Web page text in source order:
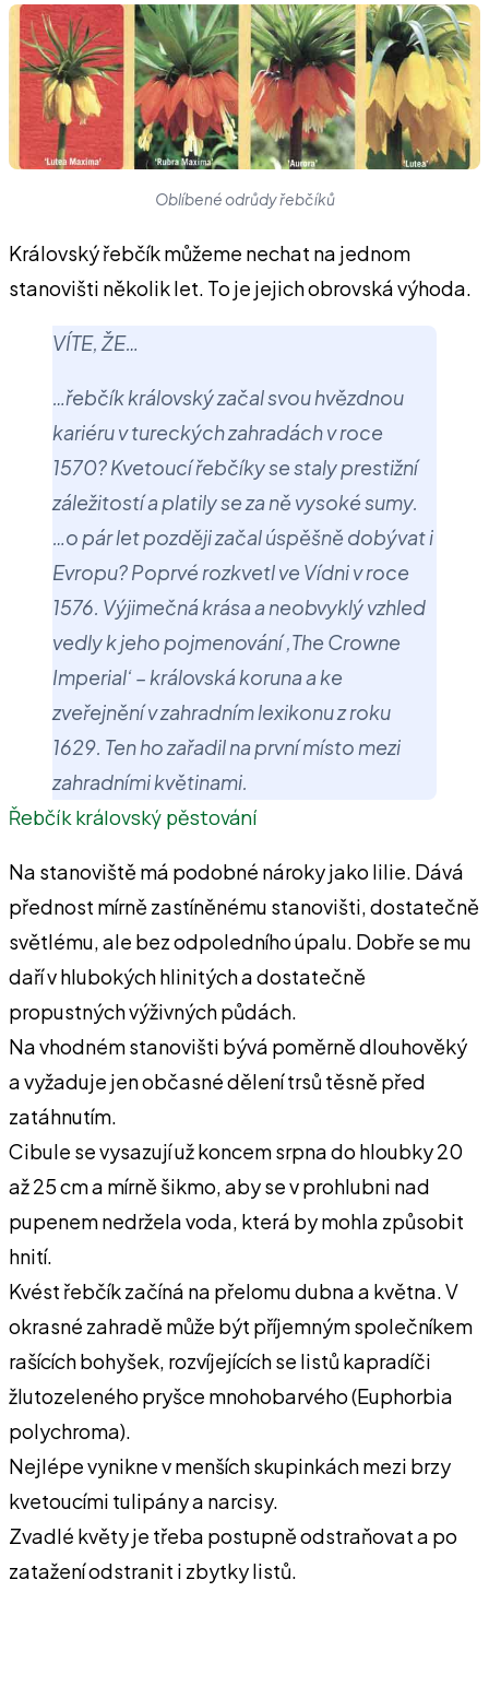
Oblíbené odrůdy řebčíků
Královský řebčík můžeme nechat na jednom
stanovišti několik let. To je jejich obrovská výhoda.
VÍTE, ŽE…
…řebčík královský začal svou hvězdnou
kariéru v tureckých zahradách v roce
1570? Kvetoucí řebčíky se staly prestižní
záležitostí a platily se za ně vysoké sumy.
…o pár let později začal úspěšně dobývat i
Evropu? Poprvé rozkvetl ve Vídni v roce
1576. Výjimečná krása a neobvyklý vzhled
vedly k jeho pojmenování ‚The Crowne
Imperial‘ – královská koruna a ke
zveřejnění v zahradním lexikonu z roku
1629. Ten ho zařadil na první místo mezi
zahradními květinami.
Řebčík královský pěstování
Na stanoviště má podobné nároky jako lilie. Dává
přednost mírně zastíněnému stanovišti, dostatečně
světlému, ale bez odpoledního úpalu. Dobře se mu
daří v hlubokých hlinitých a dostatečně
propustných výživných půdách.
Na vhodném stanovišti bývá poměrně dlouhověký
a vyžaduje jen občasné dělení trsů těsně před
zatáhnutím.
Cibule se vysazují už koncem srpna do hloubky 20
až 25 cm a mírně šikmo, aby se v prohlubni nad
pupenem nedržela voda, která by mohla způsobit
hnití.
Kvést řebčík začíná na přelomu dubna a května. V
okrasné zahradě může být příjemným společníkem
rašících bohyšek, rozvíjejících se listů kapradíči
žlutozeleného pryšce mnohobarvého (Euphorbia
polychroma).
Nejlépe vynikne v menších skupinkách mezi brzy
kvetoucími tulipány a narcisy.
Zvadlé květy je třeba postupně odstraňovat a po
zatažení odstranit i zbytky listů.